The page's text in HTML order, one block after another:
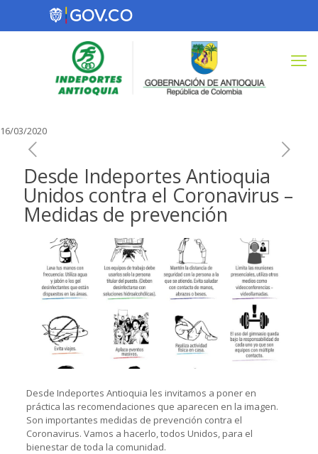
16/03/2020
Desde Indeportes Antioquia
Unidos contra el Coronavirus –
Medidas de prevención
Desde Indeportes Antioquia les invitamos a poner en
práctica las recomendaciones que aparecen en la imagen.
Son importantes medidas de prevención contra el
Coronavirus. Vamos a hacerlo, todos Unidos, para el
bienestar de toda la comunidad.